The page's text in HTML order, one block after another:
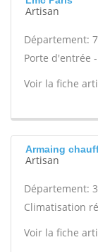
Artisan
Département:
Porte d'entrée -
Voir la fiche
Armaing
Artisan
Département:
Climatisation
Voir la fiche